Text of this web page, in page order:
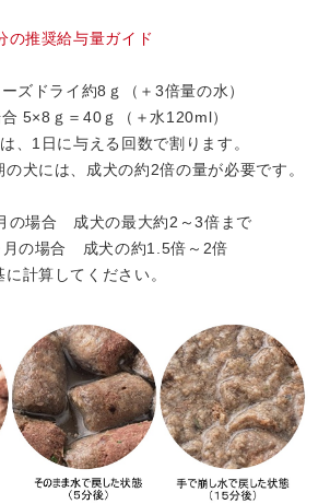
推奨給与量ガイド
ズドライ約8ｇ（＋3倍量の水）
5×8ｇ＝40ｇ（＋水120ml）
1日に与える回数で割ります。
犬には、成犬の約2倍の量が必要です。
の場合 成犬の最大約2～3倍まで
の場合 成犬の約1.5倍～2倍
計算してください。